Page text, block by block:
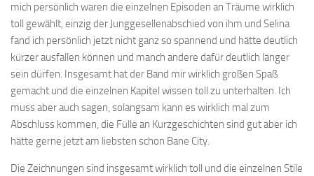
mich persönlich waren die einzelnen Episoden an Träume wirklich
toll gewählt, einzig der Junggesellenabschied von ihm und Selina
fand ich persönlich jetzt nicht ganz so spannend und hätte deutlich
kürzer ausfallen können und manch andere dafür deutlich länger
sein dürfen. Insgesamt hat der Band mir wirklich großen Spaß
gemacht und die einzelnen Kapitel wissen toll zu unterhalten. Ich
muss aber auch sagen, solangsam kann es wirklich mal zum
Abschluss kommen, die Fülle an Kurzgeschichten sind gut aber ich
hätte gerne jetzt am liebsten schon Bane City.
Die Zeichnungen sind insgesamt wirklich toll und die einzelnen Stile